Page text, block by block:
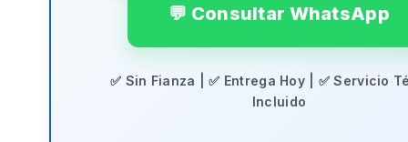
💬 Consultar WhatsApp
✅ Sin Fianza | ✅ Entrega Hoy | ✅ Servicio
Incluido